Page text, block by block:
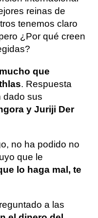
reinas de
tenemos claro
¿Por qué creen
que
. Respuesta
dado sus
y Juriji Der
no ha podido no
que le
lo haga mal, te
a las